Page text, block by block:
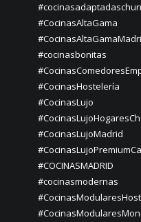
#CocinasAltaGama
#cocinasbonitas
#CocinasHostelería
#CocinasLujo
#CocinasLujoMadrid
#COCINASMADRID
#cocinasmodernas